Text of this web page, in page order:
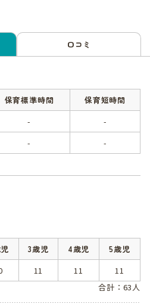
口コミ
保育標準時間
保育短時間
-
-
- -
3歳児 4歳児
5歳児
11 11
11
合計：63人